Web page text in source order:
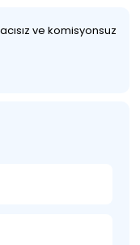
ve komisyonsuz